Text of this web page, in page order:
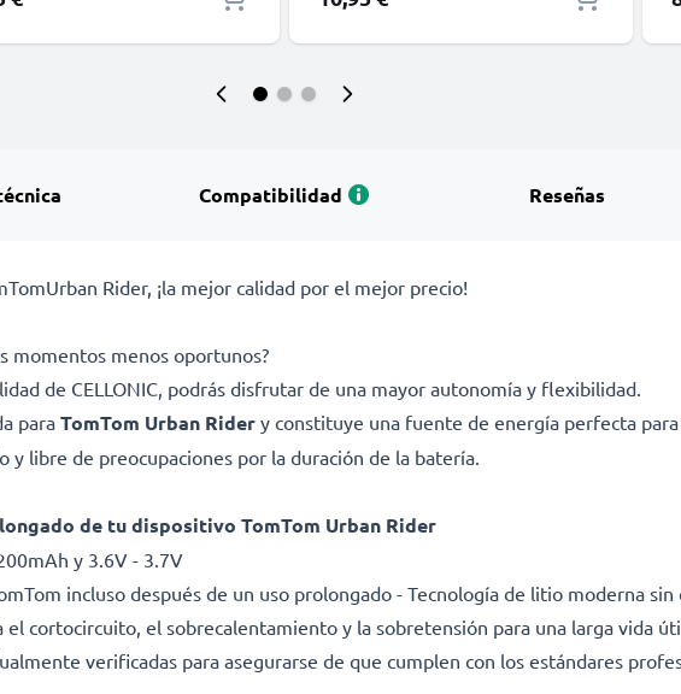
carga de 1,2m
Compatibilidad Reseñas
Rider, ¡la mejor calidad por el mejor precio!
momentos menos oportunos?
de CELLONIC, podrás disfrutar de una mayor autonomía y flexibilidad.
para TomTom Urban Rider y constituye una fuente de energía perfecta
libre de preocupaciones por la duración de la batería.
de tu dispositivo TomTom Urban Rider
y 3.6V - 3.7V
incluso después de un uso prolongado - Tecnología de litio moderna
cortocircuito, el sobrecalentamiento y la sobretensión para una larga vida
verificadas para asegurarse de que cumplen con los estándares